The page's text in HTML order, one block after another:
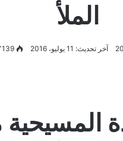
الملأ
آخر تحديث: 11 يوليو، 2016